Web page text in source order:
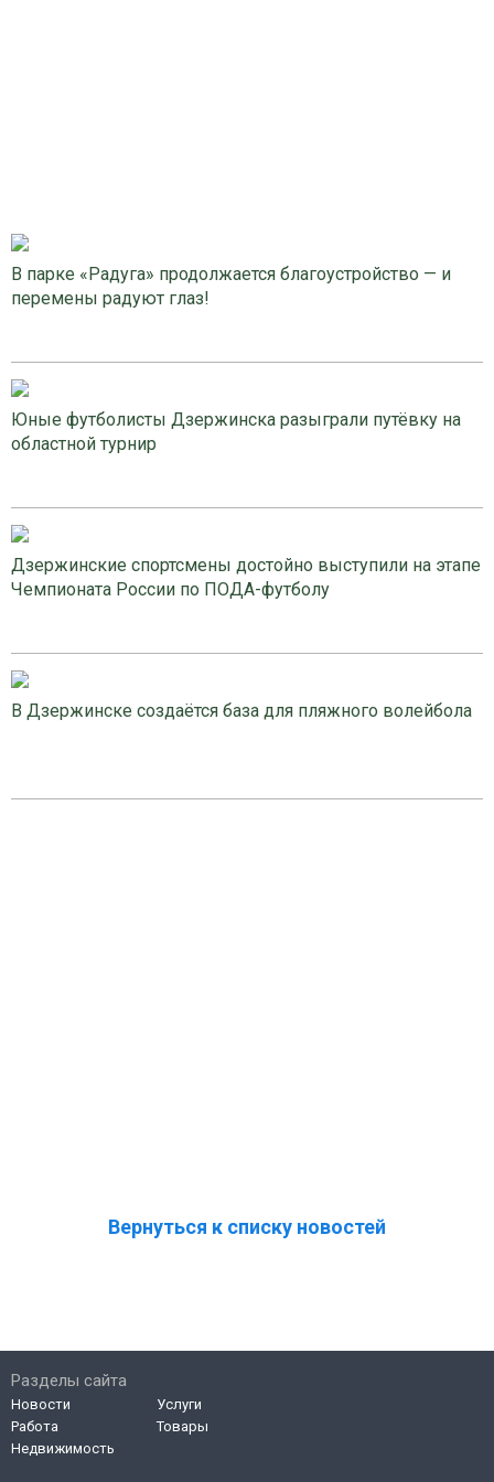
В парке «Радуга» продолжается благоустройство — и
перемены радуют глаз!
Юные футболисты Дзержинска разыграли путёвку на
областной турнир
Дзержинские спортсмены достойно выступили на этапе
Чемпионата России по ПОДА-футболу
В Дзержинске создаётся база для пляжного волейбола
Вернуться к списку новостей
Разделы сайта
Новости
Работа
Недвижимость
Услуги
Товары